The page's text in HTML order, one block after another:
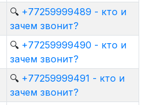
🔍 +77259999489 - кто и
зачем звонит?
🔍 +77259999490 - кто и
зачем звонит?
🔍 +77259999491 - кто и
зачем звонит?